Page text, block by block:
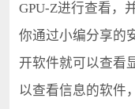
GPU-Z进行查看，
你通过小编分享的
开软件就可以查看
以查看信息的软件